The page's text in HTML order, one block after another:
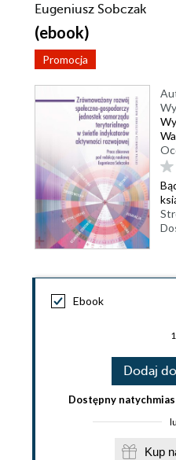
Eugeniusz Sobczak
(ebook)
Promocja
Ebook
Dodaj
Dostępny